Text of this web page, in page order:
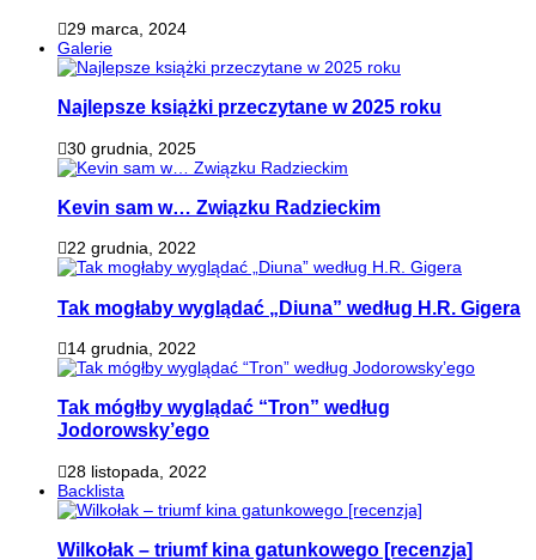
29 marca, 2024
Galerie
Najlepsze książki przeczytane w 2025 roku
30 grudnia, 2025
Kevin sam w… Związku Radzieckim
22 grudnia, 2022
Tak mogłaby wyglądać „Diuna” według H.R. Gigera
14 grudnia, 2022
Tak mógłby wyglądać “Tron” według
Jodorowsky’ego
28 listopada, 2022
Backlista
Wilkołak – triumf kina gatunkowego [recenzja]